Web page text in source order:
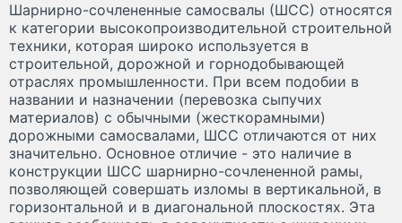
Шарнирно-сочлененные самосвалы (ШСС) относятся
к категории высокопроизводительной строительной
техники, которая широко используется в
строительной, дорожной и горнодобывающей
отраслях промышленности. При всем подобии в
названии и назначении (перевозка сыпучих
материалов) с обычными (жесткорамными)
дорожными самосвалами, ШСС отличаются от них
значительно. Основное отличие - это наличие в
конструкции ШСС шарнирно-сочлененной рамы,
позволяющей совершать изломы в вертикальной, в
горизонтальной и в диагональной плоскостях. Эта